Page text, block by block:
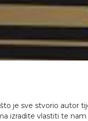
je sve stvorio autor
izradite vlastiti te